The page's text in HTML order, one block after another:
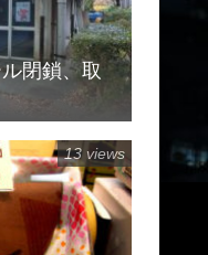
閉鎖、取
13 views